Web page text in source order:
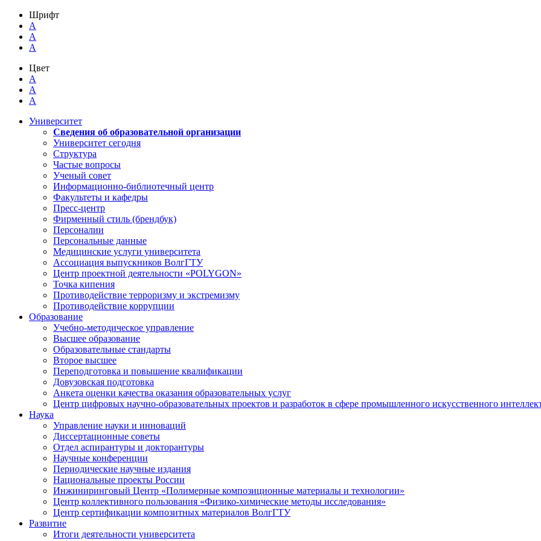
Шрифт
A
A
A
Цвет
A
A
A
Университет
Сведения об образовательной организации
Университет сегодня
Структура
Частые вопросы
Ученый совет
Информационно-библиотечный центр
Факультеты и кафедры
Пресс-центр
Фирменный стиль (брендбук)
Персоналии
Персональные данные
Медицинские услуги университета
Ассоциация выпускников ВолгГТУ
Центр проектной деятельности «POLYGON»
Точка кипения
Противодействие терроризму и экстремизму
Противодействие коррупции
Образование
Учебно-методическое управление
Высшее образование
Образовательные стандарты
Второе высшее
Переподготовка и повышение квалификации
Довузовская подготовка
Анкета оценки качества оказания образовательных услуг
Центр цифровых научно-образовательных проектов и разработок в сфере промышленного искусственного
Наука
Управление науки и инноваций
Диссертационные советы
Отдел аспирантуры и докторантуры
Научные конференции
Периодические научные издания
Национальные проекты России
Инжиниринговый Центр «Полимерные композиционные материалы и технологии»
Центр коллективного пользования «Физико-химические методы исследования»
Центр сертификации композитных материалов ВолгГТУ
Развитие
Итоги деятельности университета